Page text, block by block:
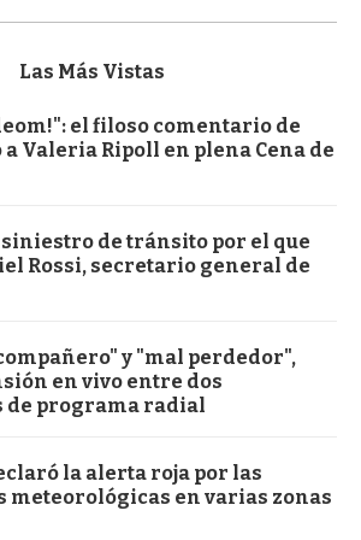
Las Más Vistas
el filoso comentario de
a Valeria Ripoll en plena Cena de
siniestro de tránsito por el que
Rossi, secretario general de
y "mal perdedor",
en vivo entre dos
de programa radial
la alerta roja por las
meteorológicas en varias zonas